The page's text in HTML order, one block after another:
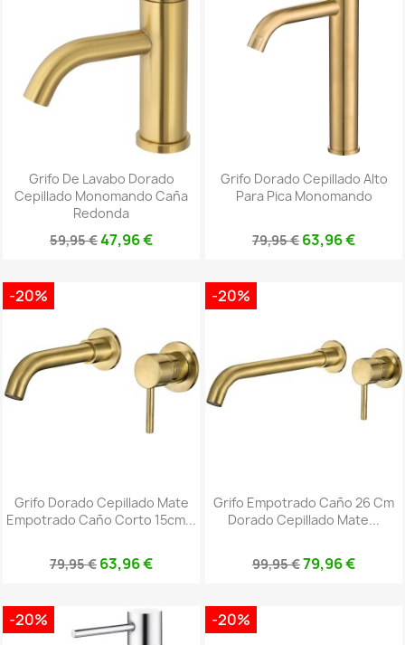
Grifo De Lavabo Dorado
Cepillado Monomando Caña
Redonda
59,95 €47,96 €
Grifo Dorado Cepillado Alto
Para Pica Monomando
79,95 € 63,96 €
Grifo Dorado Cepillado Mate
Empotrado Caño Corto 15cm...
79,95 € 63,96 €
-20%
Grifo Empotrado Caño 26 Cm
Dorado Cepillado Mate...
99,95 €79,96 €
-20%
-20% -20%